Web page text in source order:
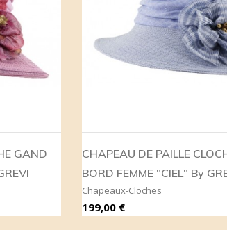
GAND
CHAPEAU DE PAILLE
BORD FEMME "CIEL" By
Chapeaux-Cloches
Prix
199,00 €